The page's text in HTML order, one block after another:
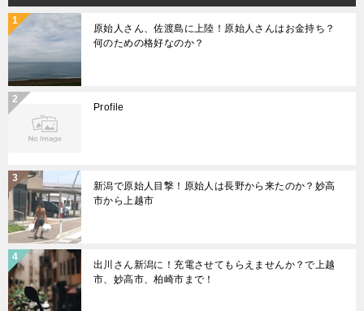
原始人さん、佐渡島に上陸！原始人さんはお金持ち？
何のための格好なのか？
Profile
新潟で原始人目撃！原始人は長野から来たのか？妙高
市から上越市
出川さん新潟に！充電させてもらえませんか？で上越
市、妙高市、柏崎市まで！